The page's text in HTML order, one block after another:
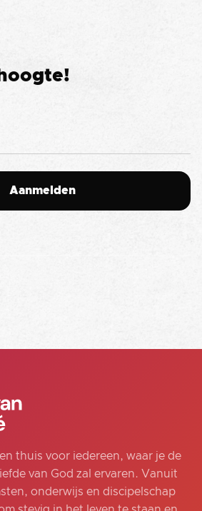
thuis voor iedereen, waar je de
van God zal ervaren. Vanuit
onderwijs en discipelschap